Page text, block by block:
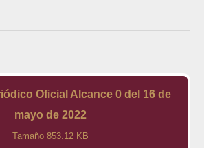
Oficial Alcance 0 del 16 de
mayo de 2022
Tamaño 853.12 KB